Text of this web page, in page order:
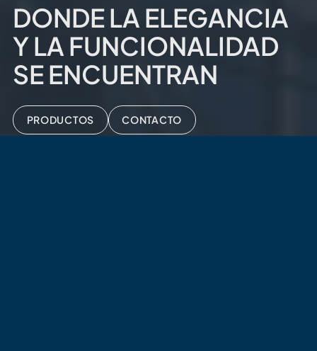
DONDE LA ELEGANCIA
Y LA FUNCIONALIDAD
SE ENCUENTRAN
PRODUCTOS CONTACTO